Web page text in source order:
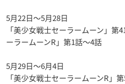
5月22日〜5月28日
「美少女戦士セーラームーン」第
ーラームーンR」第1話〜4話
5月29日〜6月4日
「美少女戦士セーラームーンR」